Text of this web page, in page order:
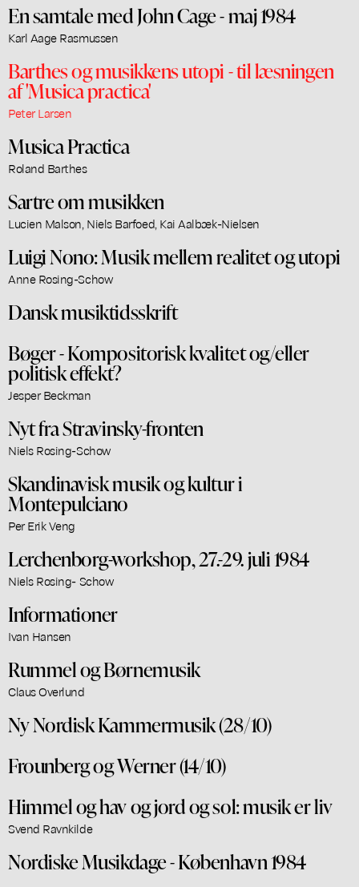
En samtale med John Cage - maj 1984
Karl Aage Rasmussen
Barthes og musikkens utopi - til læsningen
af 'Musica practica'
Peter Larsen
Musica Practica
Roland Barthes
Sartre om musikken
Lucien Malson, Niels Barfoed, Kai Aalbæk-Nielsen
Luigi Nono: Musik mellem realitet og utopi
Anne Rosing-Schow
Dansk musiktidsskrift
Bøger - Kompositorisk kvalitet og/eller
politisk effekt?
Jesper Beckman
Nyt fra Stravinsky-fronten
Niels Rosing-Schow
Skandinavisk musik og kultur i
Montepulciano
Per Erik Veng
Lerchenborg-workshop, 27.-29. juli 1984
Niels Rosing- Schow
Informationer
Ivan Hansen
Rummel og Børnemusik
Claus Overlund
Ny Nordisk Kammermusik (28/10)
Frounberg og Werner (14/10)
Himmel og hav og jord og sol: musik er liv
Svend Ravnkilde
Nordiske Musikdage - København 1984